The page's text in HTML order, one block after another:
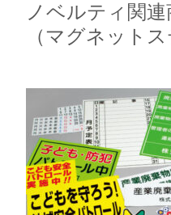
ノベルティ関連
（マグネットス